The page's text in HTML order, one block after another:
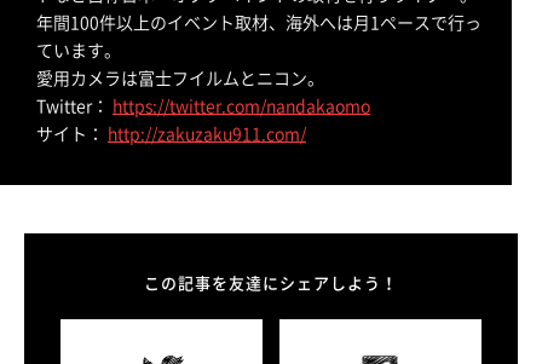
年間100件以上のイベント取材、海外へは月1ペースで行っ
ています。
愛用カメラは富士フイルムとニコン。
Twitter：
https://twitter.com/nandakaomo
サイト：
http://zakuzaku911.com/
この記事を友達にシェアしよう！